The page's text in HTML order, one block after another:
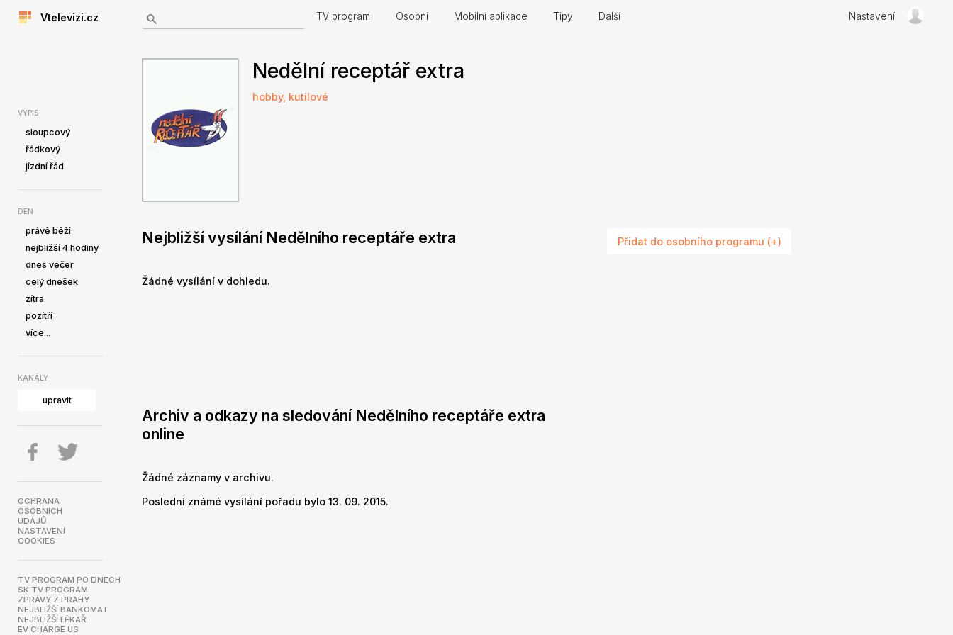
Vtelevizi.cz TV program Osobní Mobilní aplikace Tipy Další Nastavení
VÝPIS
sloupcový
řádkový
jízdní řád
DEN
právě běží
nejbližší 4 hodiny
dnes večer
celý dnešek
zítra
pozítří
více...
KANÁLY
upravit
OCHRANA
OSOBNÍCH
ÚDAJŮ
NASTAVENÍ
COOKIES
TV PROGRAM PO DNECH
SK TV PROGRAM
ZPRÁVY Z PRAHY
NEJBLIŽŠÍ BANKOMAT
NEJBLIŽŠÍ LÉKAŘ
EV CHARGE US
Nedělní receptář extra
hobby, kutilové
Nejbližší vysílání Nedělního receptáře extra
Žádné vysílání v dohledu.
Archiv a odkazy na sledování Nedělního receptáře extra
online
Žádné záznamy v archivu.
Poslední známé vysílání pořadu bylo 13. 09. 2015.
Přidat do osobního programu (+)